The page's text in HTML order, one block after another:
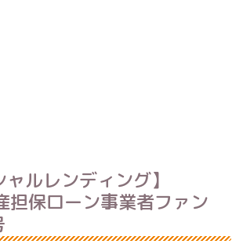
ャルレンディング】
担保ローン事業者ファン